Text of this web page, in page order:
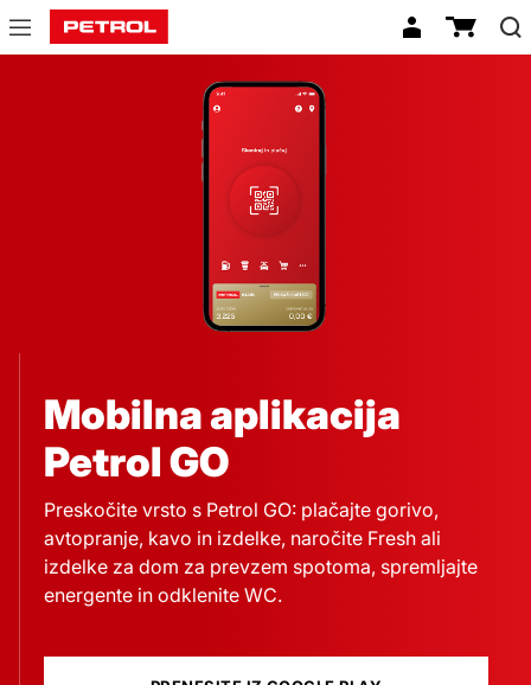
aplikacija-
Mobilna aplikacija
Petrol GO
Preskočite vrsto s Petrol GO: plačajte gorivo,
avtopranje, kavo in izdelke, naročite Fresh ali
izdelke za dom za prevzem spotoma, spremljajte
energente in odklenite WC.